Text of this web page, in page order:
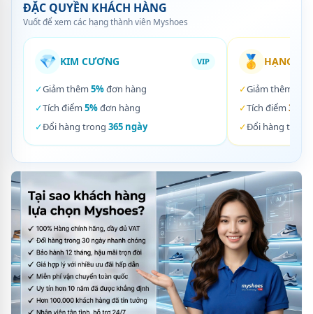
ĐẶC QUYỀN KHÁCH HÀNG
Vuốt để xem các hạng thành viên Myshoes
💎 KIM CƯƠNG VIP
✓Giảm thêm 5%đơn hàng
✓Tích điểm 5%đơn hàng
✓Đổi hàng trong 365 ngày
🥇 HẠNG
✓Giảm thêm
✓Tích điểm 3%
✓Đổi hàng trong